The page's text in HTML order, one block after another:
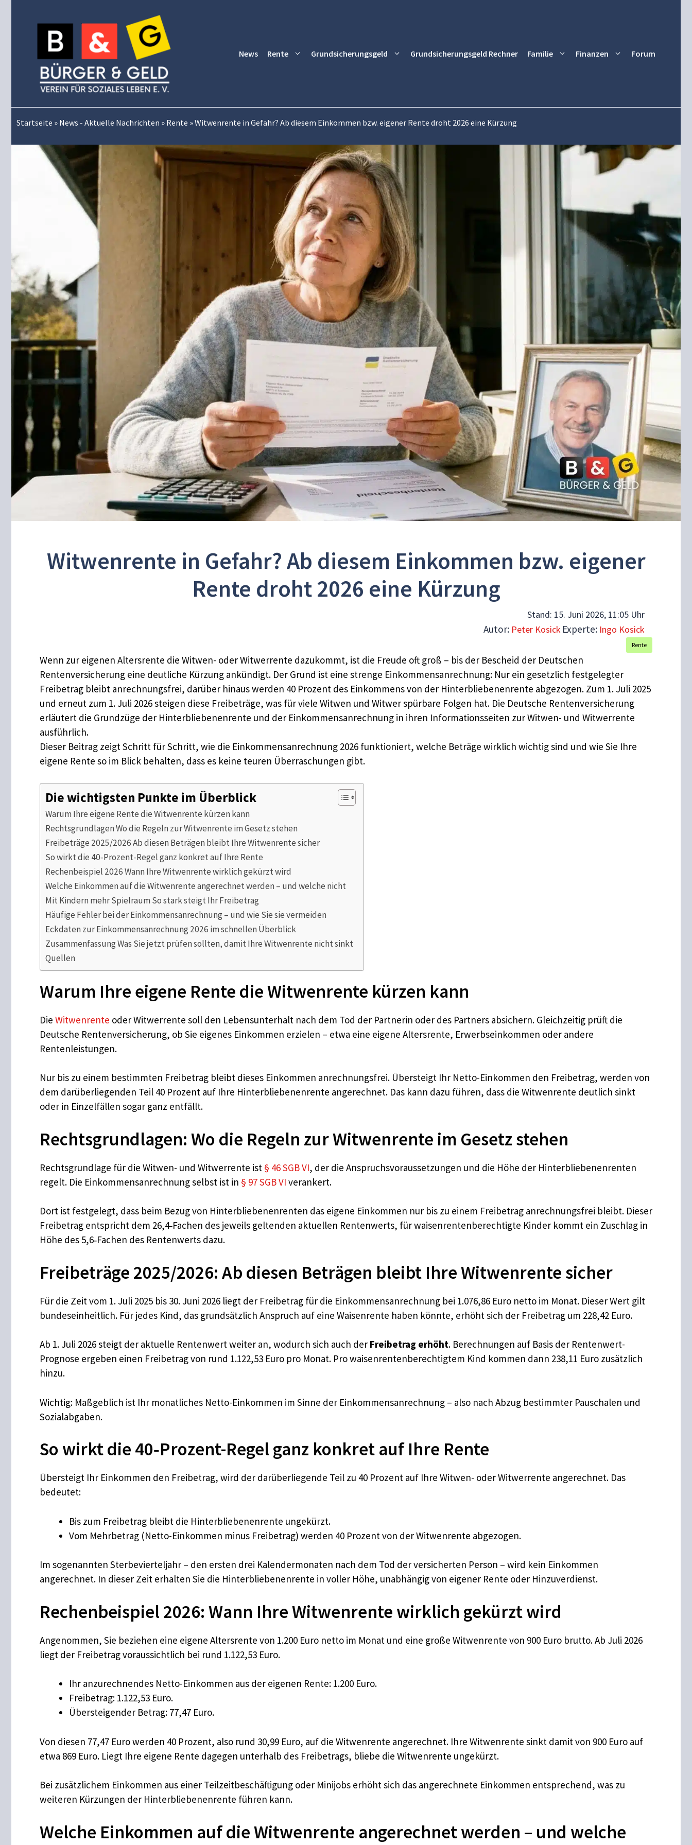
News Rente Grundsicherungsgeld Grundsicherungsgeld Rechner Familie Finanzen Forum
Startseite » News - Aktuelle Nachrichten » Rente »Witwenrente in Gefahr? Ab diesem Einkommen bzw. eigener Rente droht 2026 eine Kürzung
Witwenrente in Gefahr? Ab diesem Einkommen bzw. eigener
Rente droht 2026 eine Kürzung
Stand: 15. Juni 2026, 11:05 Uhr
Autor: Peter Kosick Experte: Ingo Kosick
Rente
Wenn zur eigenen Altersrente die Witwen- oder Witwerrente dazukommt, ist die Freude oft groß – bis der Bescheid der Deutschen
Rentenversicherung eine deutliche Kürzung ankündigt. Der Grund ist eine strenge Einkommensanrechnung: Nur ein gesetzlich festgelegter
Freibetrag bleibt anrechnungsfrei, darüber hinaus werden 40 Prozent des Einkommens von der Hinterbliebenenrente abgezogen. Zum 1. Juli 2025
und erneut zum 1. Juli 2026 steigen diese Freibeträge, was für viele Witwen und Witwer spürbare Folgen hat. Die Deutsche Rentenversicherung
erläutert die Grundzüge der Hinterbliebenenrente und der Einkommensanrechnung in ihren Informationsseiten zur Witwen- und Witwerrente
ausführlich.
Dieser Beitrag zeigt Schritt für Schritt, wie die Einkommensanrechnung 2026 funktioniert, welche Beträge wirklich wichtig sind und wie Sie Ihre
eigene Rente so im Blick behalten, dass es keine teuren Überraschungen gibt.
Die wichtigsten Punkte im Überblick
Warum Ihre eigene Rente die Witwenrente kürzen kann
Rechtsgrundlagen Wo die Regeln zur Witwenrente im Gesetz stehen
Freibeträge 2025/2026 Ab diesen Beträgen bleibt Ihre Witwenrente sicher
So wirkt die 40‑Prozent-Regel ganz konkret auf Ihre Rente
Rechenbeispiel 2026 Wann Ihre Witwenrente wirklich gekürzt wird
Welche Einkommen auf die Witwenrente angerechnet werden – und welche nicht
Mit Kindern mehr Spielraum So stark steigt Ihr Freibetrag
Häufige Fehler bei der Einkommensanrechnung – und wie Sie sie vermeiden
Eckdaten zur Einkommensanrechnung 2026 im schnellen Überblick
Zusammenfassung Was Sie jetzt prüfen sollten, damit Ihre Witwenrente nicht sinkt
Quellen
Warum Ihre eigene Rente die Witwenrente kürzen kann
Die Witwenrente oder Witwerrente soll den Lebensunterhalt nach dem Tod der Partnerin oder des Partners absichern. Gleichzeitig prüft die
Deutsche Rentenversicherung, ob Sie eigenes Einkommen erzielen – etwa eine eigene Altersrente, Erwerbseinkommen oder andere
Rentenleistungen.
Nur bis zu einem bestimmten Freibetrag bleibt dieses Einkommen anrechnungsfrei. Übersteigt Ihr Netto-Einkommen den Freibetrag, werden von
dem darüberliegenden Teil 40 Prozent auf Ihre Hinterbliebenenrente angerechnet. Das kann dazu führen, dass die Witwenrente deutlich sinkt
oder in Einzelfällen sogar ganz entfällt.
Rechtsgrundlagen: Wo die Regeln zur Witwenrente im Gesetz stehen
Rechtsgrundlage für die Witwen- und Witwerrente ist § 46 SGB VI, der die Anspruchsvoraussetzungen und die Höhe der Hinterbliebenenrenten
regelt. Die Einkommensanrechnung selbst ist in § 97 SGB VI verankert.
Dort ist festgelegt, dass beim Bezug von Hinterbliebenenrenten das eigene Einkommen nur bis zu einem Freibetrag anrechnungsfrei bleibt. Dieser
Freibetrag entspricht dem 26,4‑Fachen des jeweils geltenden aktuellen Rentenwerts, für waisenrentenberechtigte Kinder kommt ein Zuschlag in
Höhe des 5,6‑Fachen des Rentenwerts dazu.
Freibeträge 2025/2026: Ab diesen Beträgen bleibt Ihre Witwenrente sicher
Für die Zeit vom 1. Juli 2025 bis 30. Juni 2026 liegt der Freibetrag für die Einkommensanrechnung bei 1.076,86 Euro netto im Monat. Dieser Wert gilt
bundeseinheitlich. Für jedes Kind, das grundsätzlich Anspruch auf eine Waisenrente haben könnte, erhöht sich der Freibetrag um 228,42 Euro.
Ab 1. Juli 2026 steigt der aktuelle Rentenwert weiter an, wodurch sich auch der Freibetrag erhöht. Berechnungen auf Basis der Rentenwert-
Prognose ergeben einen Freibetrag von rund 1.122,53 Euro pro Monat. Pro waisenrentenberechtigtem Kind kommen dann 238,11 Euro zusätzlich
hinzu.
Wichtig: Maßgeblich ist Ihr monatliches Netto-Einkommen im Sinne der Einkommensanrechnung – also nach Abzug bestimmter Pauschalen und
Sozialabgaben.
So wirkt die 40‑Prozent-Regel ganz konkret auf Ihre Rente
Übersteigt Ihr Einkommen den Freibetrag, wird der darüberliegende Teil zu 40 Prozent auf Ihre Witwen- oder Witwerrente angerechnet. Das
bedeutet:
Bis zum Freibetrag bleibt die Hinterbliebenenrente ungekürzt.
Vom Mehrbetrag (Netto-Einkommen minus Freibetrag) werden 40 Prozent von der Witwenrente abgezogen.
Im sogenannten Sterbevierteljahr – den ersten drei Kalendermonaten nach dem Tod der versicherten Person – wird kein Einkommen
angerechnet. In dieser Zeit erhalten Sie die Hinterbliebenenrente in voller Höhe, unabhängig von eigener Rente oder Hinzuverdienst.
Rechenbeispiel 2026: Wann Ihre Witwenrente wirklich gekürzt wird
Angenommen, Sie beziehen eine eigene Altersrente von 1.200 Euro netto im Monat und eine große Witwenrente von 900 Euro brutto. Ab Juli 2026
liegt der Freibetrag voraussichtlich bei rund 1.122,53 Euro.
Ihr anzurechnendes Netto-Einkommen aus der eigenen Rente: 1.200 Euro.
Freibetrag: 1.122,53 Euro.
Übersteigender Betrag: 77,47 Euro.
Von diesen 77,47 Euro werden 40 Prozent, also rund 30,99 Euro, auf die Witwenrente angerechnet. Ihre Witwenrente sinkt damit von 900 Euro auf
etwa 869 Euro. Liegt Ihre eigene Rente dagegen unterhalb des Freibetrags, bliebe die Witwenrente ungekürzt.
Bei zusätzlichem Einkommen aus einer Teilzeitbeschäftigung oder Minijobs erhöht sich das angerechnete Einkommen entsprechend, was zu
weiteren Kürzungen der Hinterbliebenenrente führen kann.
Welche Einkommen auf die Witwenrente angerechnet werden – und welche